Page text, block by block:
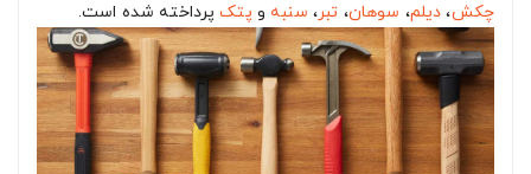
چکش، دیلم، سوهان، تبر، سنبه و پتکپرداخته شده است.